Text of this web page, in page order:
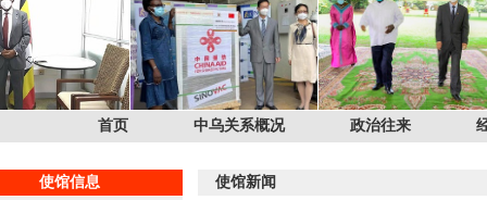
首页 中乌关系概况 政治往来
使馆信息
使馆新闻